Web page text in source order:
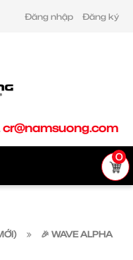
Đăng nhập Đăng ký
cr@namsuong.com
0
🎉 WAVE ALPHA